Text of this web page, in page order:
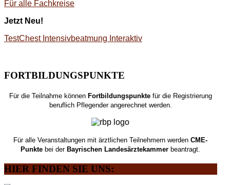
Für alle Fachkreise
Jetzt Neu!
TestChest Intensivbeatmung Interaktiv
FORTBILDUNGSPUNKTE
Für die Teilnahme könnenFortbildungspunktefür die Registrierung
beruflich Pflegender angerechnet werden.
Für alle Veranstaltungen mit ärztlichen Teilnehmern werdenCME-
Punkte bei derBayrischen Landesärztekammer beantragt.
HIER FINDEN SIE UNS: